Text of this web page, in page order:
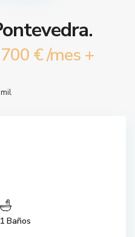
€/mes +
1 Baños